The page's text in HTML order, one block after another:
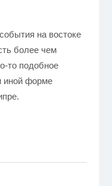
на востоке
более чем
то подобное
иной форме